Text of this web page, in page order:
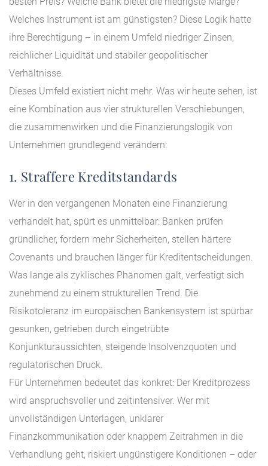
Welches Instrument ist am günstigsten? Diese Logik hatte
ihre Berechtigung – in einem Umfeld niedriger Zinsen,
reichlicher Liquidität und stabiler geopolitischer
Verhältnisse.
Dieses Umfeld existiert nicht mehr. Was wir heute sehen, ist
eine Kombination aus vier strukturellen Verschiebungen,
die zusammenwirken und die Finanzierungslogik von
Unternehmen grundlegend verändern:
1. Straffere Kreditstandards
Wer in den vergangenen Monaten eine Finanzierung
verhandelt hat, spürt es unmittelbar: Banken prüfen
gründlicher, fordern mehr Sicherheiten, stellen härtere
Covenants und brauchen länger für Kreditentscheidungen.
Was lange als zyklisches Phänomen galt, verfestigt sich
zunehmend zu einem strukturellen Trend. Die
Risikotoleranz im europäischen Bankensystem ist spürbar
gesunken, getrieben durch eingetrübte
Konjunkturaussichten, steigende Insolvenzquoten und
regulatorischen Druck.
Für Unternehmen bedeutet das konkret: Der Kreditprozess
wird anspruchsvoller und zeitintensiver. Wer mit
unvollständigen Unterlagen, unklarer
Finanzkommunikation oder knappem Zeitrahmen in die
Verhandlung geht, riskiert ungünstigere Konditionen – oder